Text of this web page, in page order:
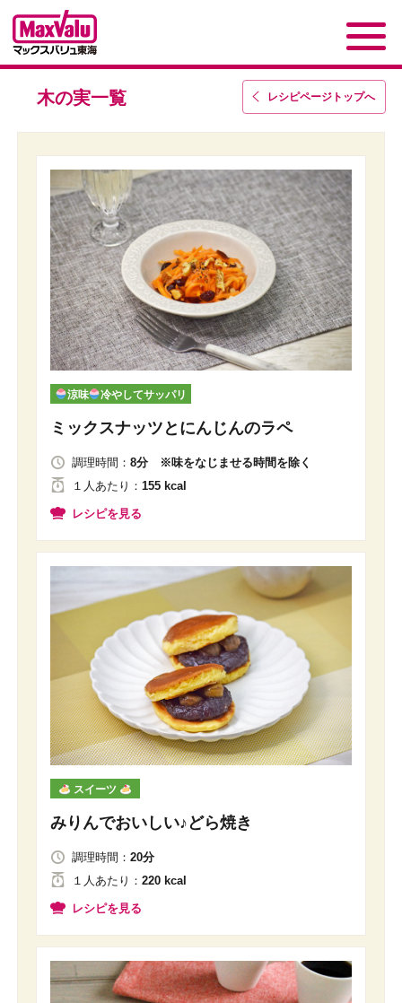
木の実一覧 レシピページトップへ
涼味 冷やしてサッパリ
ミックスナッツとにんじんのラペ
調理時間： 8分 ※味をなじませる時間を除く
１人 あたり ： 155 kcal
レシピを見る
スイーツ
みりんでおいしい♪どら焼き
調理時間： 20分
１人あたり ： 220 kcal
レシピを見る